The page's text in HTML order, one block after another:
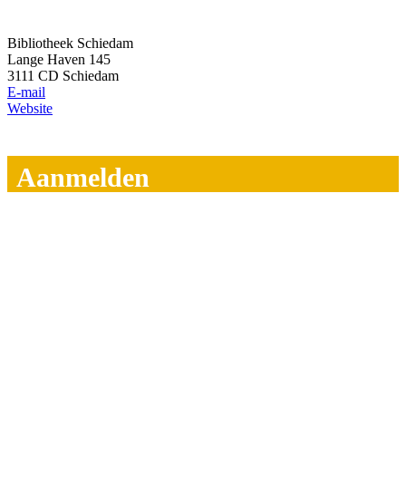
Bibliotheek Schiedam
Lange Haven 145
3111 CD Schiedam
E-mail
Website
Aanmelden